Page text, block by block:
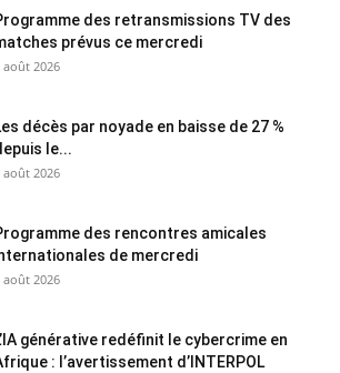
des retransmissions TV des
prévus ce mercredi
août 2026
décès par noyade en baisse de 27 %
le...
août 2026
des rencontres amicales
de mercredi
août 2026
générative redéfinit le cybercrime en
: l’avertissement d’INTERPOL